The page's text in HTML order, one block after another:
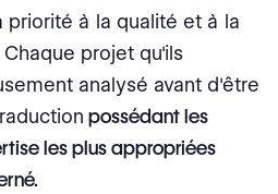
priorité à la qualité et à la
projet qu'ils
analysé avant d'être
possédant les
les plus appropriées